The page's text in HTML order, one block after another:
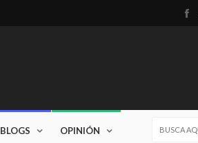
BLOGS OPINIÓN